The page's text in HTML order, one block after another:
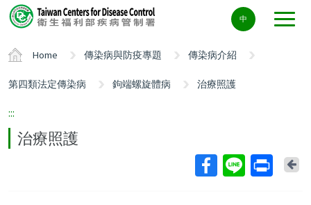
Center
block
中
Home 傳染病與防疫專題 傳染病介紹
第四類法定傳染病 鉤端螺旋體病 治療照護
:::
治療照護